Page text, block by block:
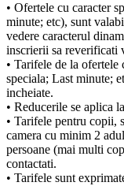
• Ofertele cu caracter
minute; etc), sunt
vedere caracterul
inscrierii sa reverificati
• Tarifele de la
speciala; Last minute;
incheiate.
• Reducerile se aplica
• Tarifele pentru copii,
camera cu minim 2
persoane (mai multi
contactati.
• Tarifele sunt